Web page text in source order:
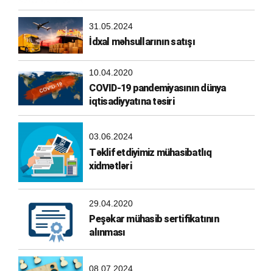
31.05.2024
İdxal məhsullarının satışı
10.04.2020
COVID-19 pandemiyasının dünya
iqtisadiyyatına təsiri
03.06.2024
Təklif etdiyimiz mühasibatlıq
xidmətləri
29.04.2020
Peşəkar mühasib sertifikatının
alınması
08.07.2024